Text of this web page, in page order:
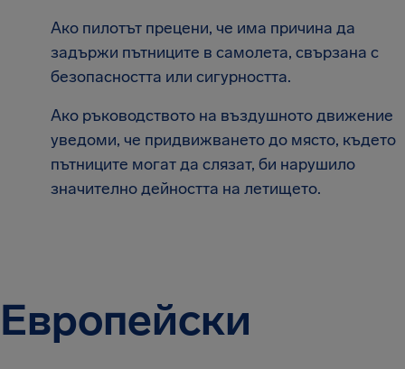
Ако пилотът прецени, че има причина да
задържи пътниците в самолета, свързана с
безопасността или сигурността.
Ако ръководството на въздушното движение
уведоми, че придвижването до място, където
пътниците могат да слязат, би нарушило
значително дейността на летището.
Европейски